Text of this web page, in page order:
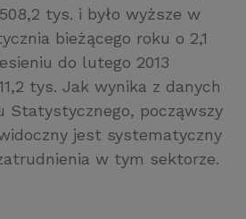
tys. i było wyższe w
bieżącego roku o 2,1
do lutego 2013
tys. Jak wynika z danych
Statystycznego, począwszy
jest systematyczny
w tym sektorze.